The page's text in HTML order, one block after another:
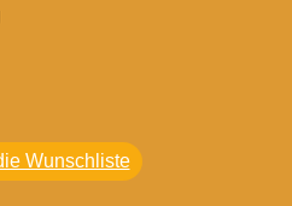
Wunschliste